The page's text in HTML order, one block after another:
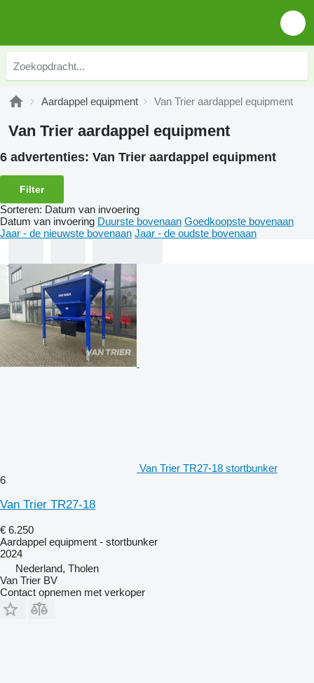
Aardappel equipment Van Trier aardappel equipment
Van Trier aardappel equipment
6 advertenties: Van Trier aardappel equipment
Filter
Sorteren: Datum van invoering
Datum van invoering Duurste bovenaan Goedkoopste bovenaan
Jaar - de nieuwste bovenaan Jaar - de oudste bovenaan
Van Trier TR27-18 stortbunker
6
Van Trier TR27-18
€ 6.250
Aardappel equipment - stortbunker
2024
Nederland, Tholen
Van Trier BV
Contact opnemen met verkoper